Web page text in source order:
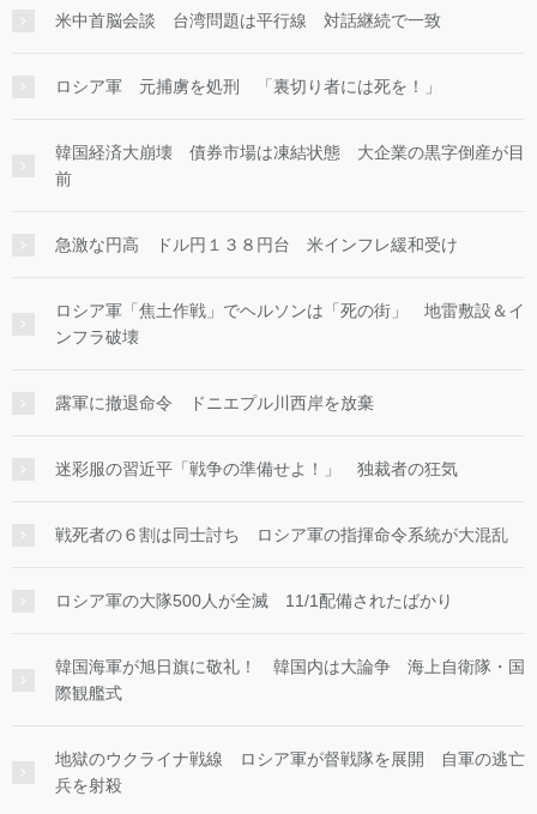
米中首脳会談 台湾問題は平行線 対話継続で一致
ロシア軍 元捕虜を処刑 「裏切り者には死を！」
韓国経済大崩壊 債券市場は凍結状態 大企業の黒字倒産が目
前
急激な円高 ドル円１３８円台 米インフレ緩和受け
ロシア軍「焦土作戦」でヘルソンは「死の街」 地雷敷設＆イ
ンフラ破壊
露軍に撤退命令 ドニエプル川西岸を放棄
迷彩服の習近平「戦争の準備せよ！」 独裁者の狂気
戦死者の６割は同士討ち ロシア軍の指揮命令系統が大混乱
ロシア軍の大隊500人が全滅 11/1配備されたばかり
韓国海軍が旭日旗に敬礼！ 韓国内は大論争 海上自衛隊・国
際観艦式
地獄のウクライナ戦線 ロシア軍が督戦隊を展開 自軍の逃亡
兵を射殺